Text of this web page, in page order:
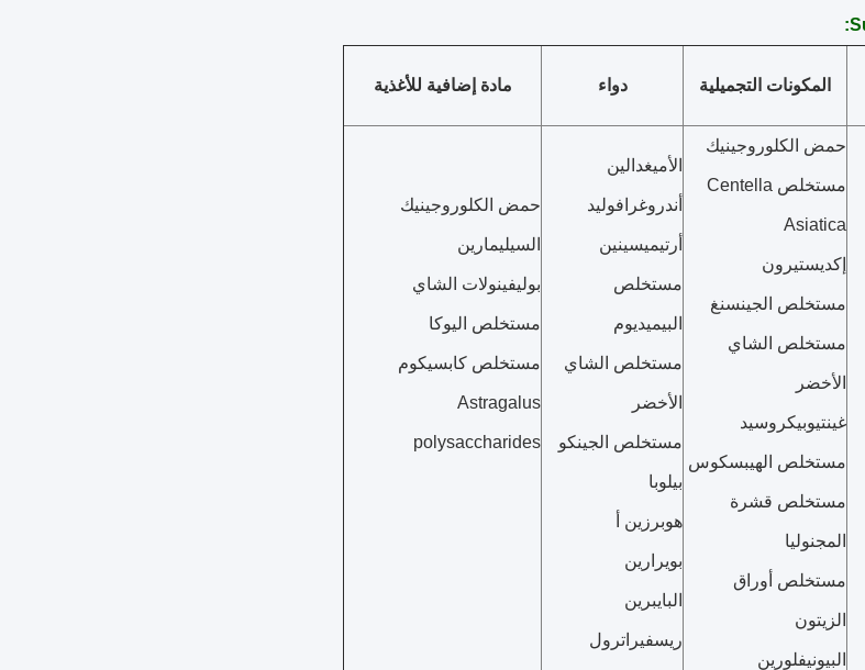
المكونات التجميلية دواء مادة إضافية للأغذية
حمض الكلوروجينيك
مستخلص Centella
Asiatica
إكديستيرون
مستخلص الجينسنغ
مستخلص الشاي
الأخضر
غينتيوبيكروسيد
مستخلص الهيبسكوس
مستخلص قشرة
المجنوليا
مستخلص أوراق
الزيتون
البيونيفلورين
الأميغدالين
أندروغرافوليد
أرتيميسينين
مستخلص
البيميديوم
مستخلص الشاي
الأخضر
مستخلص الجينكو
بيلوبا
هوبرزين أ
بويرارين
البايبرين
ريسفيراترول
حمض الكلوروجينيك
السيليمارين
بوليفينولات الشاي
مستخلص اليوكا
مستخلص كابسيكوم
Astragalus
polysaccharides